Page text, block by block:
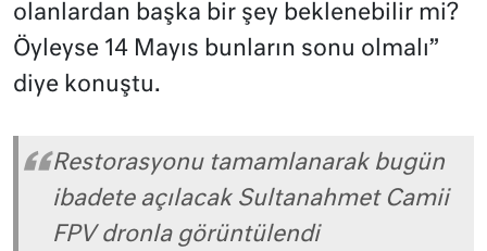
olanlardan başka bir şey beklenebilir mi?
Öyleyse 14 Mayıs bunların sonu olmalı”
diye konuştu.
Restorasyonu tamamlanarak bugün
ibadete açılacak Sultanahmet Camii
FPV dronla görüntülendi